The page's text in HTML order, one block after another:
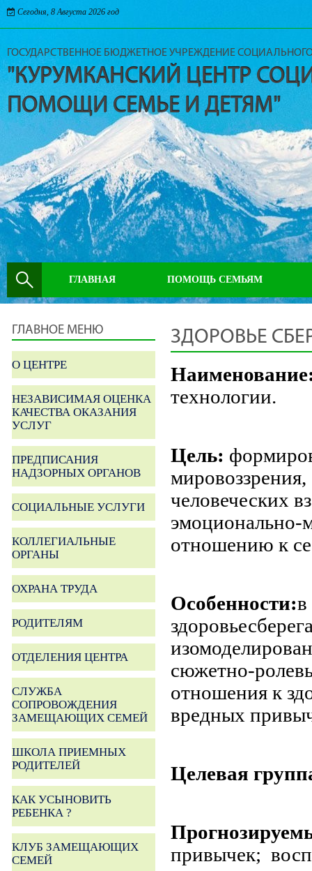
Сегодня, 8 Августа 2026 год
ГОСУДАРСТВЕННОЕ БЮДЖЕТНОЕ УЧРЕЖДЕНИЕ
"КУРУМКАНСКИЙ ЦЕНТР
ПОМОЩИ СЕМЬЕ И ДЕТЯМ"
ГЛАВНАЯ ПОМОЩЬ СЕМЬЯМ
ГЛАВНОЕ МЕНЮ
О ЦЕНТРЕ
НЕЗАВИСИМАЯ ОЦЕНКА
КАЧЕСТВА ОКАЗАНИЯ
УСЛУГ
ПРЕДПИСАНИЯ
НАДЗОРНЫХ ОРГАНОВ
СОЦИАЛЬНЫЕ УСЛУГИ
КОЛЛЕГИАЛЬНЫЕ
ОРГАНЫ
ОХРАНА ТРУДА
РОДИТЕЛЯМ
ОТДЕЛЕНИЯ ЦЕНТРА
СЛУЖБА
СОПРОВОЖДЕНИЯ
ЗАМЕЩАЮЩИХ СЕМЕЙ
ШКОЛА ПРИЕМНЫХ
РОДИТЕЛЕЙ
КАК УСЫНОВИТЬ
РЕБЕНКА ?
КЛУБ ЗАМЕЩАЮЩИХ
СЕМЕЙ
ЗДОРОВЬЕ
технологии.
Цель:
человеческих
эмоционально-
отношению к
Особенности:в
сюжетно-
отношения к
вредных
Целевая
привычек;